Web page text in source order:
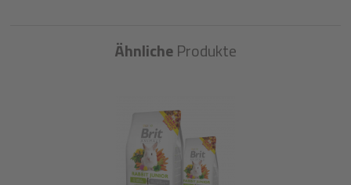
ÄhnlicheProdukte